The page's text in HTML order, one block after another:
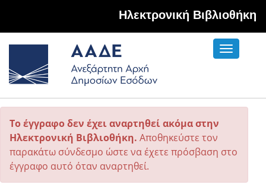
Hλεκτρονική Βιβλιοθήκη
Toggle
Το έγγραφο δεν έχει αναρτηθεί ακόμα στην
Ηλεκτρονική Βιβλιοθήκη. Αποθηκεύστε τον
παρακάτω σύνδεσμο ώστε να έχετε πρόσβαση στο
έγγραφο αυτό όταν αναρτηθεί.